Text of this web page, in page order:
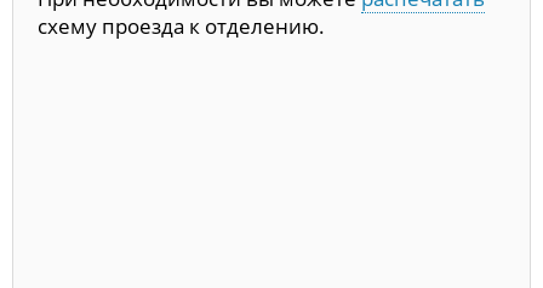
схему проезда к отделению.